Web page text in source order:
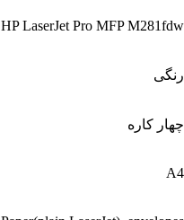
HP LaserJet Pro MFP M281fdw
رنگی
چهار کاره
A4